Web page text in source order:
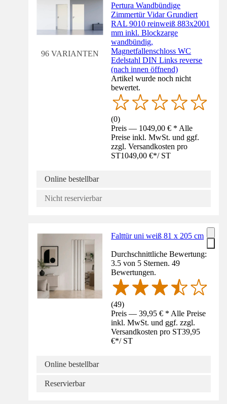
96 VARIANTEN
Pertura Wandbündige
Zimmertür Vidar Grundiert
RAL 9010 reinweiß 883x2001
mm inkl. Blockzarge
wandbündig,
Magnetfallenschloss WC
Edelstahl DIN Links reverse
(nach innen öffnend)
Artikel wurde noch nicht
bewertet.
(0)
Preis — 1049,00 € * Alle
Preise inkl. MwSt. und ggf.
zzgl. Versandkosten pro
ST1049,00 €*/ ST
Online bestellbar
Nicht reservierbar
Falttür uni weiß 81 x 205 cm
Durchschnittliche Bewertung:
3.5 von 5 Sternen. 49
Bewertungen.
(49)
Preis — 39,95 € * Alle Preise
inkl. MwSt. und ggf. zzgl.
Versandkosten pro ST39,95
€*/ ST
Online bestellbar
Reservierbar